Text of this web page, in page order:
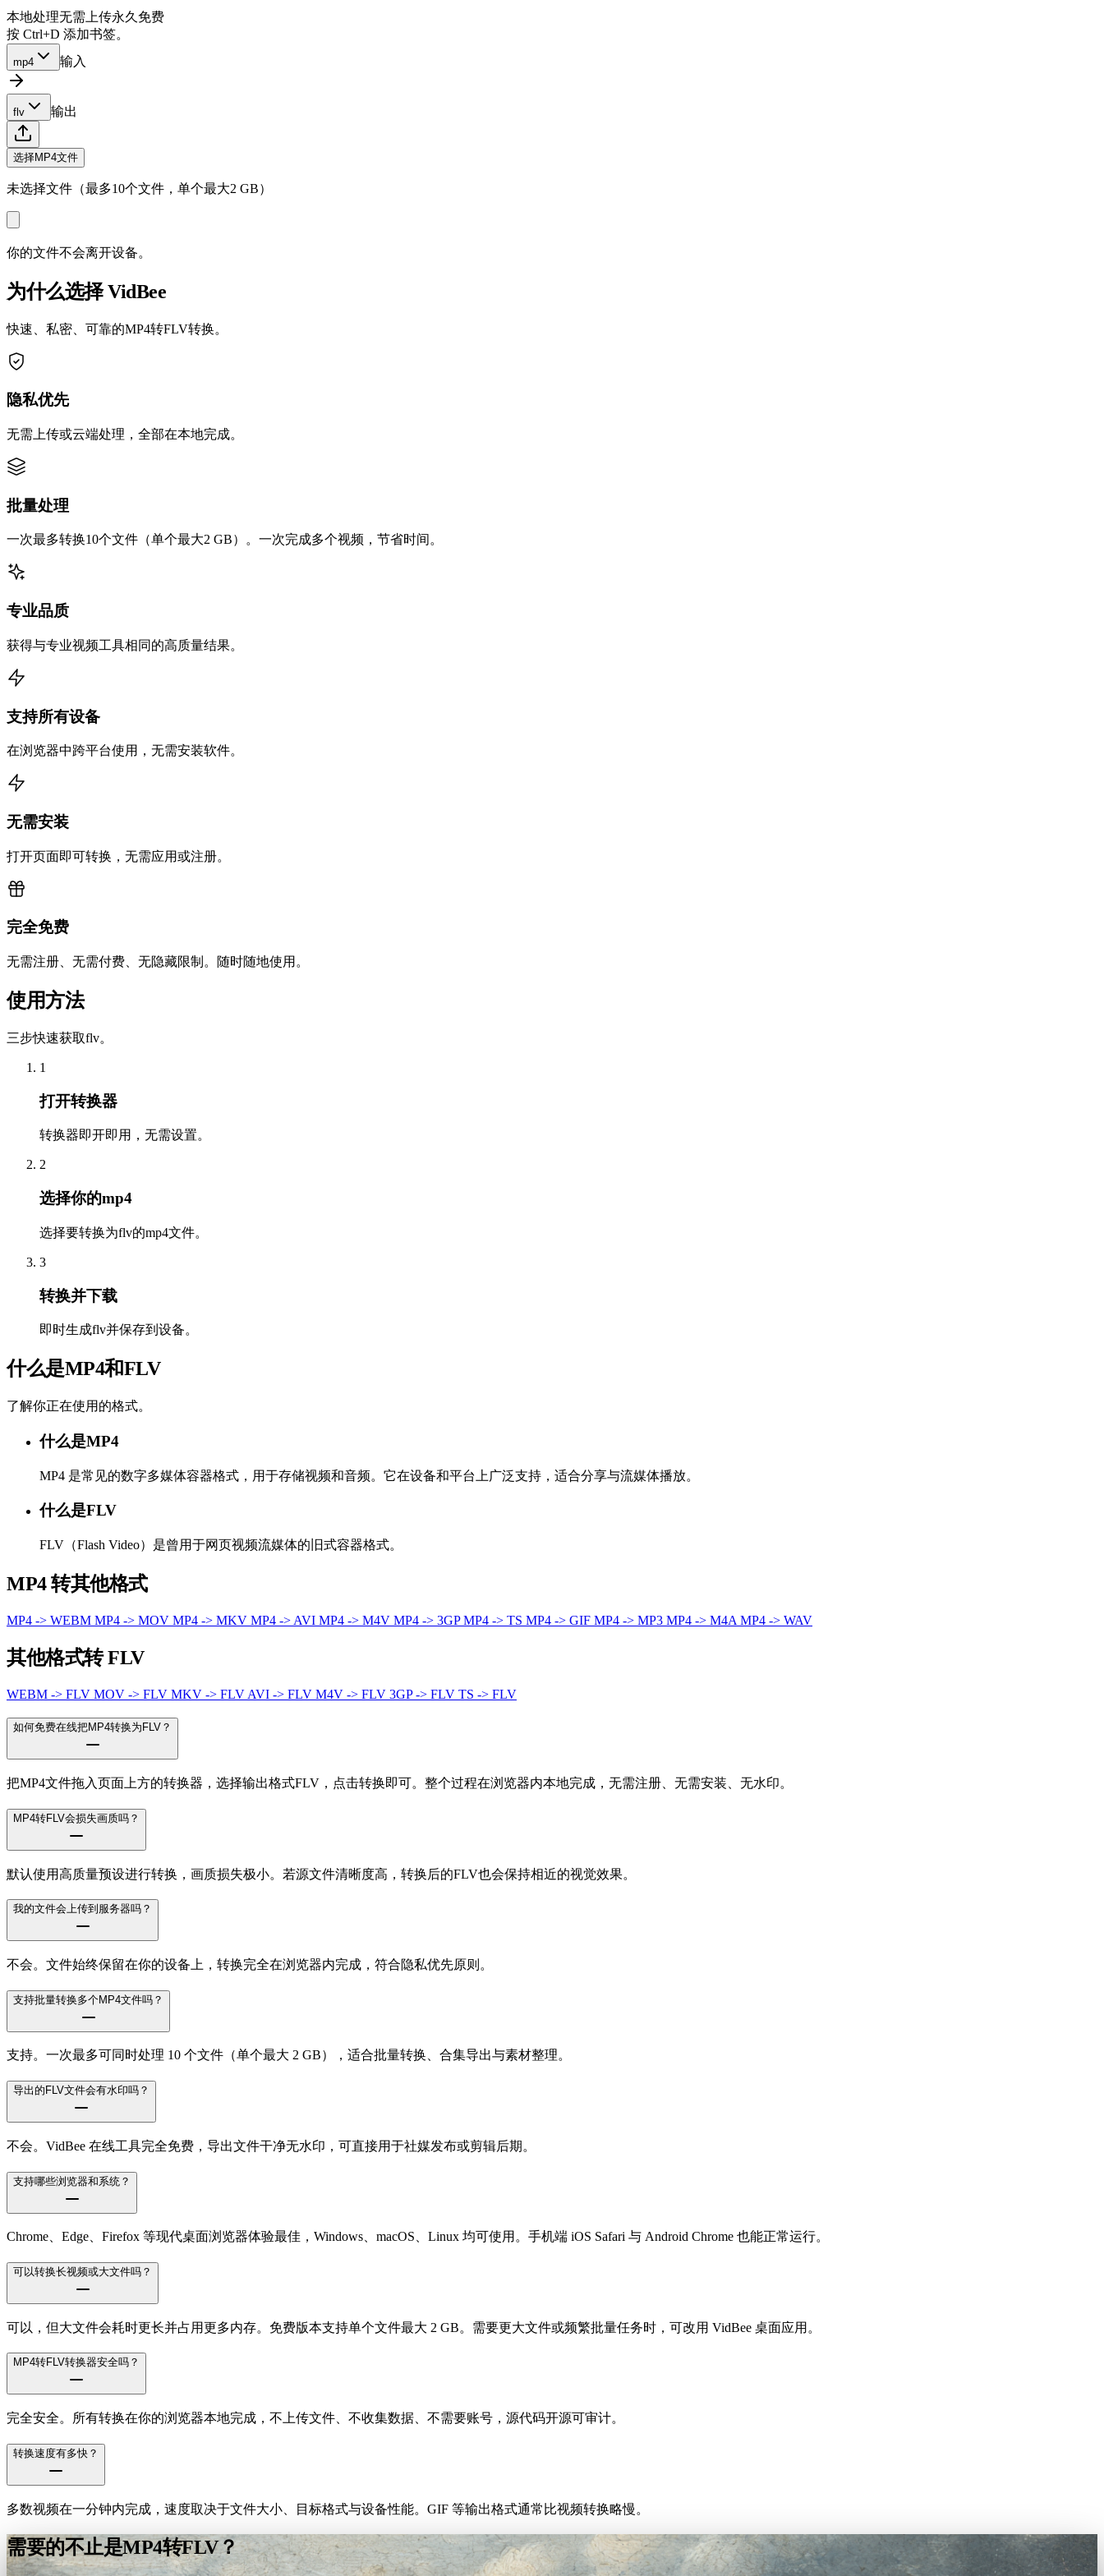
本地处理无需上传永久免费
按 Ctrl+D 添加书签。
mp4 输入
flv 输出
选择MP4文件
未选择文件（最多10个文件，单个最大2 GB）
你的文件不会离开设备。
为什么选择 VidBee
快速、私密、可靠的MP4转FLV转换。
隐私优先
无需上传或云端处理，全部在本地完成。
批量处理
一次最多转换10个文件（单个最大2 GB）。一次完成多个视频，节省时间。
专业品质
获得与专业视频工具相同的高质量结果。
支持所有设备
在浏览器中跨平台使用，无需安装软件。
无需安装
打开页面即可转换，无需应用或注册。
完全免费
无需注册、无需付费、无隐藏限制。随时随地使用。
使用方法
三步快速获取flv。
1
打开转换器
转换器即开即用，无需设置。
2
选择你的mp4
选择要转换为flv的mp4文件。
3
转换并下载
即时生成flv并保存到设备。
什么是MP4和FLV
了解你正在使用的格式。
什么是MP4
MP4 是常见的数字多媒体容器格式，用于存储视频和音频。它在设备和平台上广泛支持，适合分享与流媒体播放。
什么是FLV
FLV（Flash Video）是曾用于网页视频流媒体的旧式容器格式。
MP4 转其他格式
MP4 -> WEBM MP4 -> MOV MP4 -> MKV MP4 -> AVI MP4 -> M4V MP4 -> 3GPMP4 -> TS MP4 -> GIF MP4 -> MP3 MP4 -> M4A MP4 -> WAV
其他格式转 FLV
WEBM -> FLV MOV -> FLV MKV -> FLV AVI -> FLV M4V -> FLV 3GP -> FLV TS -> FLV
如何免费在线把MP4转换为FLV？
把MP4文件拖入页面上方的转换器，选择输出格式FLV，点击转换即可。整个过程在浏览器内本地完成，无需注册、无需安装、无水印。
MP4转FLV会损失画质吗？
默认使用高质量预设进行转换，画质损失极小。若源文件清晰度高，转换后的FLV也会保持相近的视觉效果。
我的文件会上传到服务器吗？
不会。文件始终保留在你的设备上，转换完全在浏览器内完成，符合隐私优先原则。
支持批量转换多个MP4文件吗？
支持。一次最多可同时处理 10 个文件（单个最大 2 GB），适合批量转换、合集导出与素材整理。
导出的FLV文件会有水印吗？
不会。VidBee 在线工具完全免费，导出文件干净无水印，可直接用于社媒发布或剪辑后期。
支持哪些浏览器和系统？
Chrome、Edge、Firefox 等现代桌面浏览器体验最佳，Windows、macOS、Linux 均可使用。手机端 iOS Safari 与 Android Chrome 也能正常运行。
可以转换长视频或大文件吗？
可以，但大文件会耗时更长并占用更多内存。免费版本支持单个文件最大 2 GB。需要更大文件或频繁批量任务时，可改用 VidBee 桌面应用。
MP4转FLV转换器安全吗？
完全安全。所有转换在你的浏览器本地完成，不上传文件、不收集数据、不需要账号，源代码开源可审计。
转换速度有多快？
多数视频在一分钟内完成，速度取决于文件大小、目标格式与设备性能。GIF 等输出格式通常比视频转换略慢。
需要的不止是MP4转FLV？